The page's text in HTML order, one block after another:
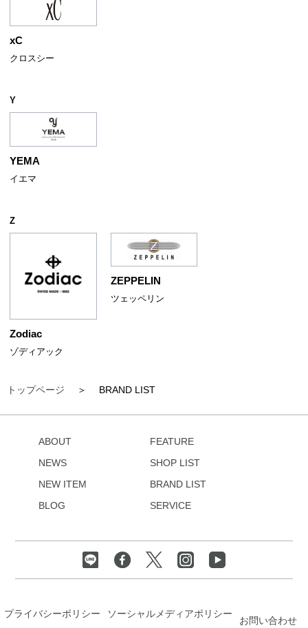
トップページ BRAND LIST
xC
クロスシー
Y
YEMA
イエマ
Z
Zodiac
ゾディアック
ZEPPELIN
ツェッペリン
ABOUT
NEWS
NEW ITEM
BLOG
FEATURE
SHOP LIST
BRAND LIST
SERVICE
プライバシーポリシー ソーシャルメディアポリシー
お問い合わせ